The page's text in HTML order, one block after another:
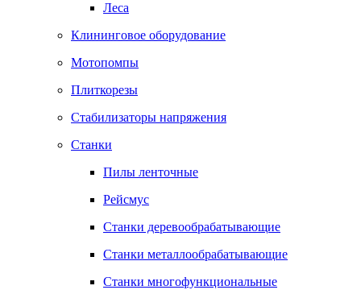
Леса
Клининговое оборудование
Мотопомпы
Плиткорезы
Стабилизаторы напряжения
Станки
Пилы ленточные
Рейсмус
Станки деревообрабатывающие
Станки металлообрабатывающие
Станки многофункциональные